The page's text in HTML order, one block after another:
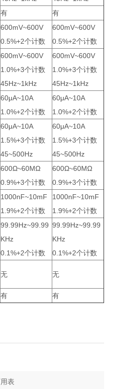
有 有
600mV~600V
0.5%+2个计数
600mV~600V
0.5%+2个计数
600mV~600V
1.0%+3个计数
45Hz~1kHz
600mV~600V
1.0%+3个计数
45Hz~1kHz
60μA~10A
1.0%+2个计数
60μA~10A
1.0%+2个计数
60μA~10A
1.5%+3个计数
45~500Hz
60μA~10A
1.5%+3个计数
45~500Hz
600Ω~60MΩ
0.9%+3个计数
600Ω~60MΩ
0.9%+3个计数
1000nF~10mF
1.9%+2个计数
1000nF~10mF
1.9%+2个计数
99.99Hz~99.99
KHz
0.1%+2个计数
99.99Hz~99.99
KHz
0.1%+2个计数
无 无
有 有